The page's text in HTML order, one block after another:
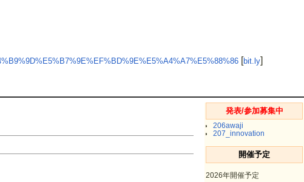
[bit.ly]
発表/参加募集中
206awaji
207_innovation
開催予定
2026年開催予定